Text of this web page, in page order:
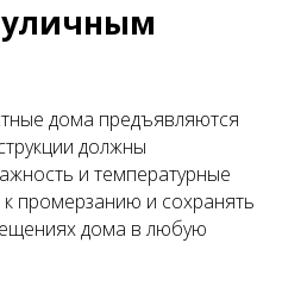
уличным
дома предъявляются
должны
и температурные
промерзанию и сохранять
дома в любую